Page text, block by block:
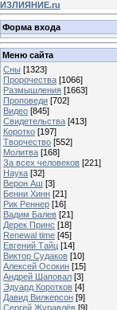
ИЗЛИЯНИЕ.ru
Форма входа
Меню сайта
Сны [1323]
Пророчества [1066]
Размышления [1663]
Проповеди [702]
Видео [845]
Свидетельства [413]
Коротко [197]
Творчество [552]
Молитва [168]
За всех человеков [221]
Наука [32]
Верон Аш [3]
Бенни Хинн [21]
Рик Реннер [16]
Вадим Балев [21]
Дерек Принс [18]
Renewal time [45]
Евгений Тайц [14]
Виктор Судаков [10]
Алексей Осокин [15]
Андрей Шаповал [3]
Эдуард Коротков [4]
Давид Вилкерсон [9]
Сергей Журавлёв [9]